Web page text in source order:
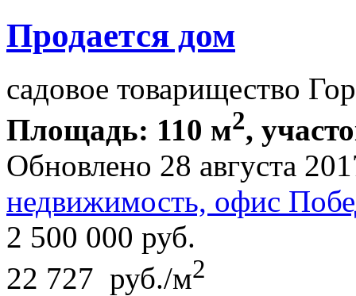
Продается дом
садовое товарищество
Площадь: 110 м2,
Обновлено 28 августа
недвижимость, офис
2 500 000 руб.
22 727 руб./м2